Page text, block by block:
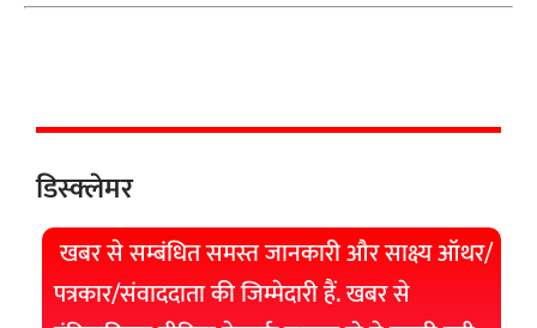
डिस्क्लेमर
खबर से सम्बंधित समस्त जानकारी और साक्ष्य ऑथर/
पत्रकार/संवाददाता की जिम्मेदारी हैं. खबर से